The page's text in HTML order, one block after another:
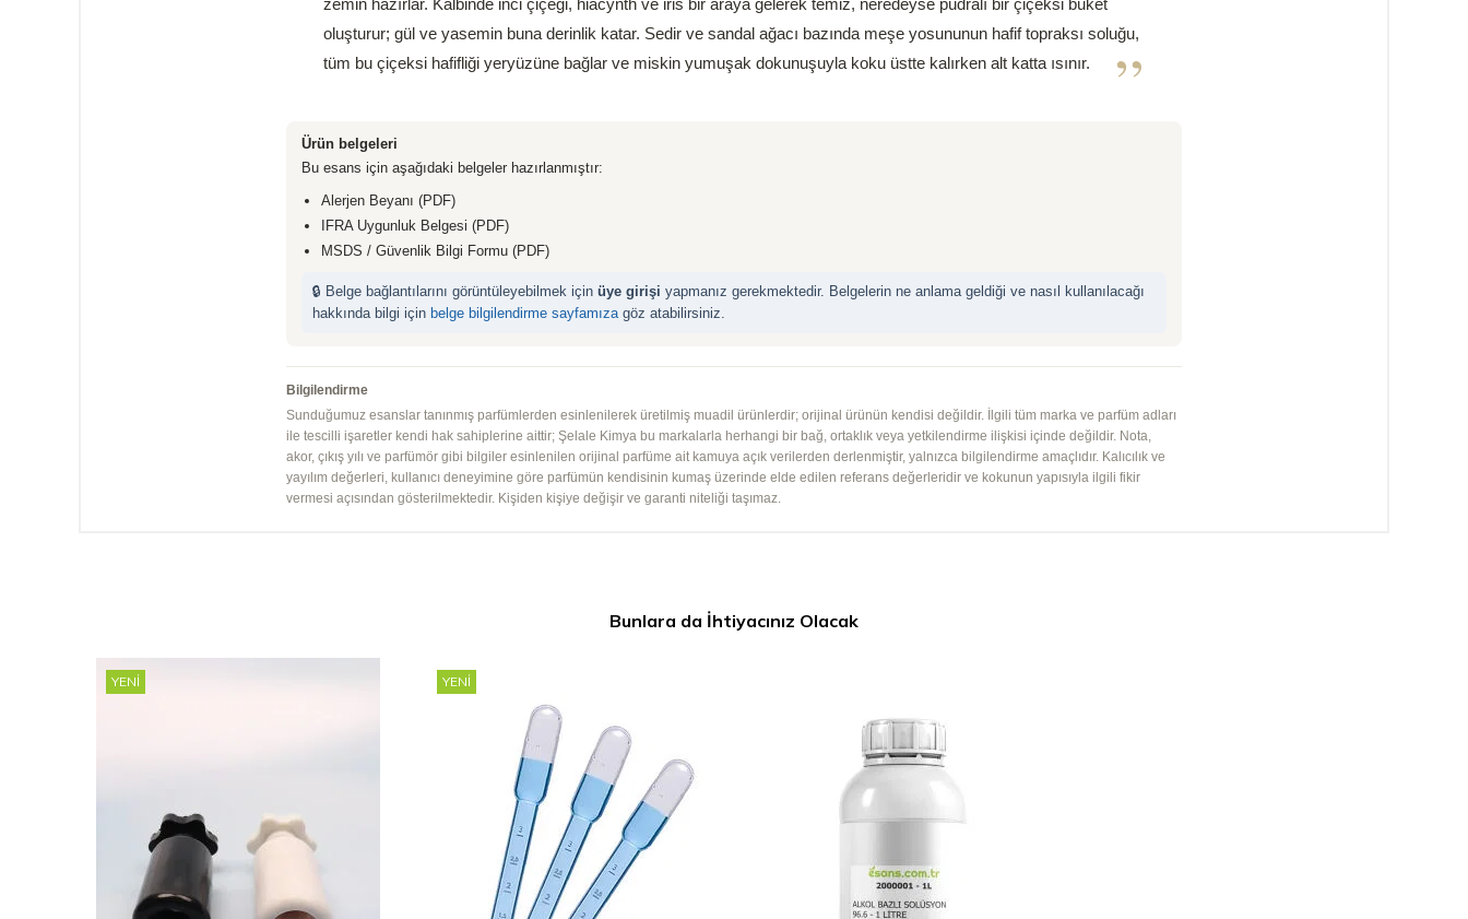
oluşturur; gül ve yasemin buna derinlik katar. Sedir ve sandal ağacı bazında meşe yosununun hafif topraksı soluğu,
tüm bu çiçeksi hafifliği yeryüzüne bağlar ve miskin yumuşak dokunuşuyla koku üstte kalırken alt katta ısınır.
”
Ürün belgeleri
Bu esans için aşağıdaki belgeler hazırlanmıştır:
Alerjen Beyanı (PDF)
IFRA Uygunluk Belgesi (PDF)
MSDS / Güvenlik Bilgi Formu (PDF)
🔒 Belge bağlantılarını görüntüleyebilmek için üye girişi yapmanız gerekmektedir. Belgelerin ne anlama geldiği ve nasıl kullanılacağı
hakkında bilgi için belge bilgilendirme sayfamıza göz atabilirsiniz.
Bilgilendirme
Sunduğumuz esanslar tanınmış parfümlerden esinlenilerek üretilmiş muadil ürünlerdir; orijinal ürünün kendisi değildir. İlgili tüm marka ve parfüm adları
ile tescilli işaretler kendi hak sahiplerine aittir; Şelale Kimya bu markalarla herhangi bir bağ, ortaklık veya yetkilendirme ilişkisi içinde değildir. Nota,
akor, çıkış yılı ve parfümör gibi bilgiler esinlenilen orijinal parfüme ait kamuya açık verilerden derlenmiştir, yalnızca bilgilendirme amaçlıdır. Kalıcılık ve
yayılım değerleri, kullanıcı deneyimine göre parfümün kendisinin kumaş üzerinde elde edilen referans değerleridir ve kokunun yapısıyla ilgili fikir
vermesi açısından gösterilmektedir. Kişiden kişiye değişir ve garanti niteliği taşımaz.
Bunlara da İhtiyacınız Olacak
YENI YENI